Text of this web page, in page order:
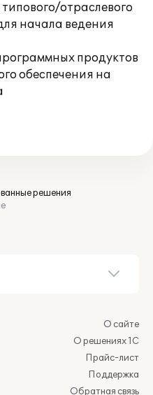
отраслевого
начала ведения
продуктов
обеспечения на
решения
О сайте
О решениях 1С
Прайс-лист
Поддержка
Обратная связь